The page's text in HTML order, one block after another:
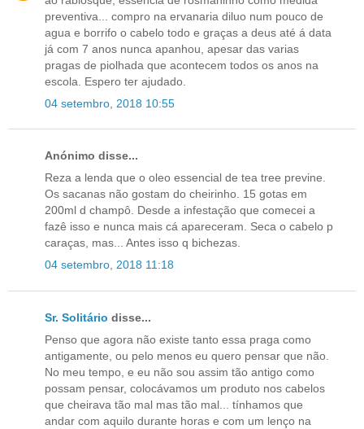
preventiva... compro na ervanaria diluo num pouco de
agua e borrifo o cabelo todo e graças a deus até á data
já com 7 anos nunca apanhou, apesar das varias
pragas de piolhada que acontecem todos os anos na
escola. Espero ter ajudado.
04 setembro, 2018 10:55
Anónimo disse...
Reza a lenda que o oleo essencial de tea tree previne.
Os sacanas não gostam do cheirinho. 15 gotas em
200ml d champô. Desde a infestação que comecei a
fazê isso e nunca mais cá apareceram. Seca o cabelo p
caraças, mas... Antes isso q bichezas.
04 setembro, 2018 11:18
Sr. Solitário disse...
Penso que agora não existe tanto essa praga como
antigamente, ou pelo menos eu quero pensar que não.
No meu tempo, e eu não sou assim tão antigo como
possam pensar, colocávamos um produto nos cabelos
que cheirava tão mal mas tão mal... tínhamos que
andar com aquilo durante horas e com um lenço na